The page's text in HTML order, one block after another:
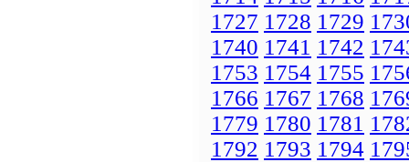
1727 1728 1729
1740 1741 1742
1753 1754 1755
1766 1767 1768
1779 1780 1781
1792 1793 1794